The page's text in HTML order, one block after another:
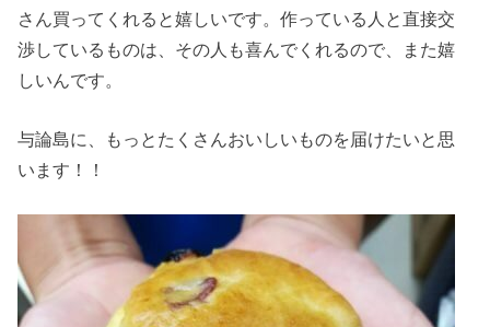
さん買ってくれると嬉しいです。作っている人と直接交
渉しているものは、その人も喜んでくれるので、また嬉
しいんです。
与論島に、もっとたくさんおいしいものを届けたいと思
います！！